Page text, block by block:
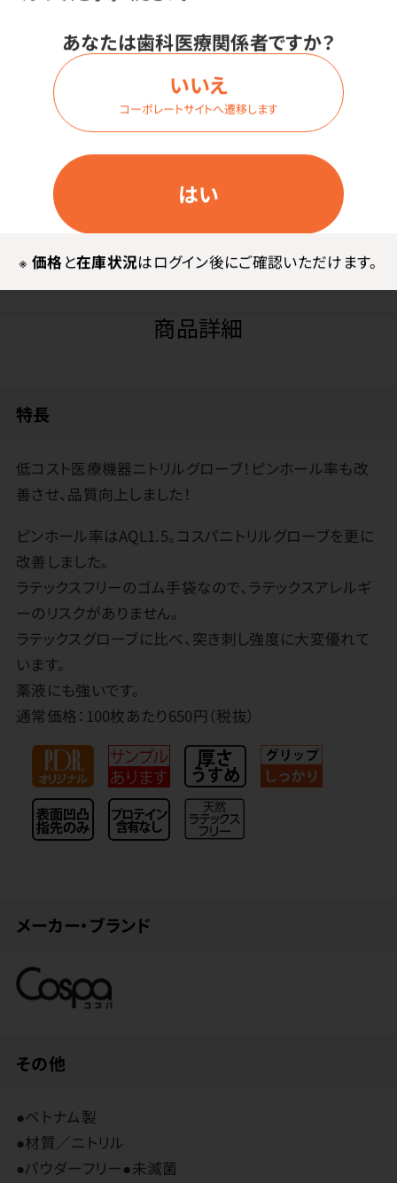
あなたは歯科医療関係者ですか？
はい
いいえ
コーポレートサイトへ遷移します
※ 価格と在庫状況はログイン後にご確認いただけます。
1箱（100枚入）
Lサイズ
価格はログイン後表示
ログイン
商品詳細
特長
低コスト医療機器ニトリルグローブ！ピンホール率も改
善させ、品質向上しました！
ピンホール率はAQL1.5。コスパニトリルグローブを更に
改善しました。
ラテックスフリーのゴム手袋なので、ラテックスアレルギ
ーのリスクがありません。
ラテックスグローブに比べ、突き刺し強度に大変優れて
います。
薬液にも強いです。
通常価格：100枚あたり650円（税抜）
メーカー・ブランド
その他
●ベトナム製
●材質／ニトリル
●パウダーフリー●未滅菌